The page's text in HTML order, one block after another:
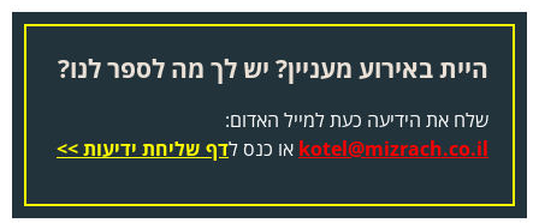
היית באירוע מעניין? יש לך מה לספר לנו?
שלח את הידיעה כעת למייל האדום:
kotel@mizrach.co.ilאו כנס לדף שליחת ידיעות >>